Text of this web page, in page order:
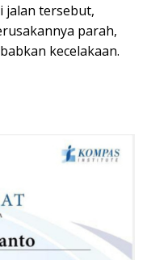
jalan tersebut,
parah,
kecelakaan.